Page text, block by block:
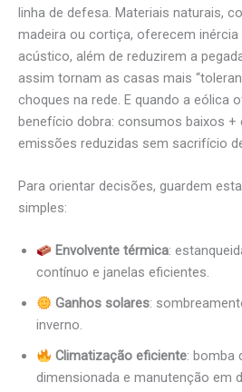
linha de defesa. Materiais naturais,
madeira ou cortiça, oferecem
acústico, além de reduzirem a
assim tornam as casas mais
choques na rede. E quando a eólica
benefício dobra: consumos baixos +
emissões reduzidas sem sacrifício
Para orientar decisões, guardem
simples:
Envolvente térmica:
contínuo e janelas eficientes.
Ganhos solares:
inverno.
Climatização eficiente: bomba
dimensionada e manutenção em